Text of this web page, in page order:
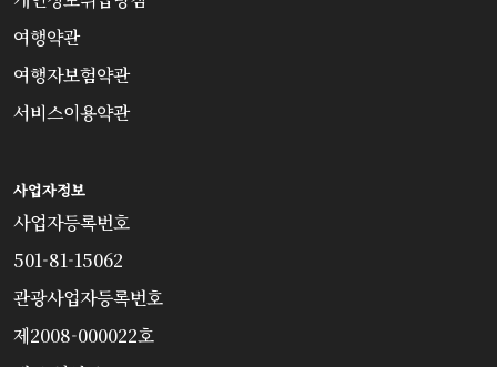
여행약관
여행자보험약관
서비스이용약관
사업자정보
사업자등록번호
501-81-15062
관광사업자등록번호
제2008-000022호